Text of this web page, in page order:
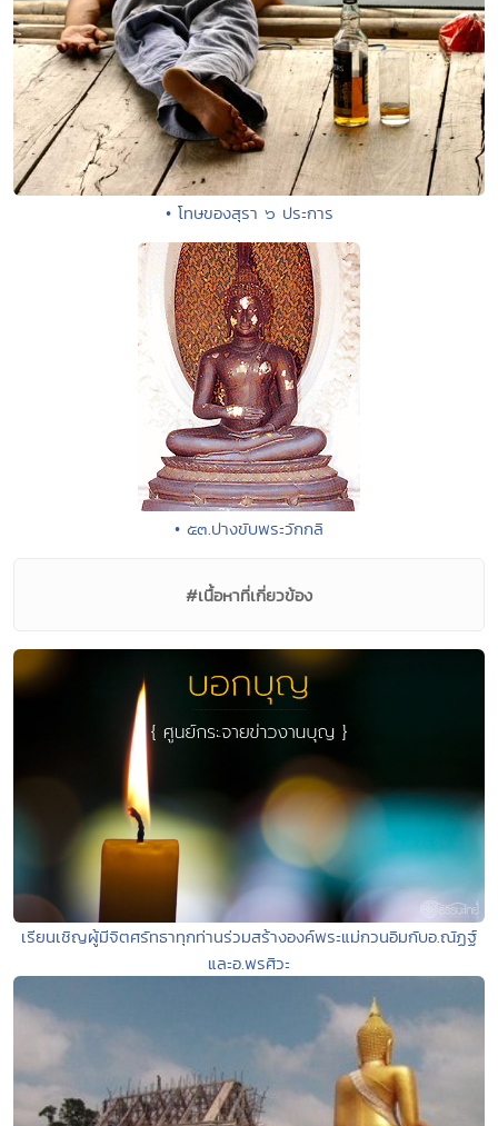
• โทษของสุรา ๖ ประการ
• ๕๓.ปางขับพระวักกลิ
#เนื้อหาที่เกี่ยวข้อง
เรียนเชิญผู้มีจิตศรัทธาทุกท่านร่วมสร้างองค์พระแม่กวนอิมกับอ.ณัฏฐ์
และอ.พรศิวะ